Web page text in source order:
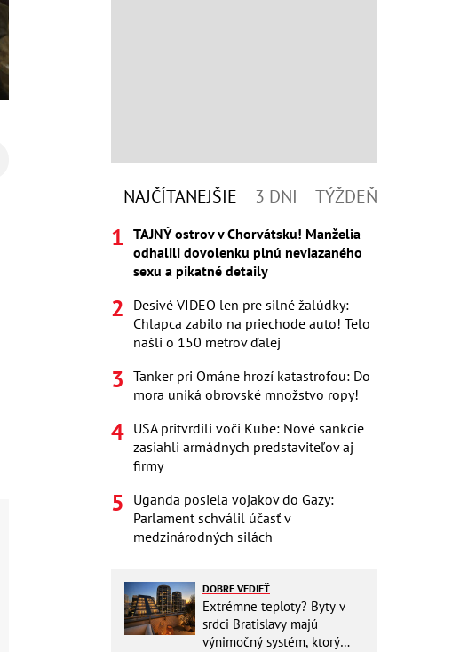
NAJČÍTANEJŠIE 3 DNI TÝŽDEŇ
TAJNÝ ostrov v Chorvátsku! Manželia
odhalili dovolenku plnú neviazaného
sexu a pikatné detaily
Desivé VIDEO len pre silné žalúdky:
Chlapca zabilo na priechode auto! Telo
našli o 150 metrov ďalej
Tanker pri Ománe hrozí katastrofou: Do
mora uniká obrovské množstvo ropy!
USA pritvrdili voči Kube: Nové sankcie
zasiahli armádnych predstaviteľov aj
firmy
Uganda posiela vojakov do Gazy:
Parlament schválil účasť v
medzinárodných silách
DOBRE VEDIEŤ
Extrémne teploty? Byty v
srdci Bratislavy majú
výnimočný systém, ktorý